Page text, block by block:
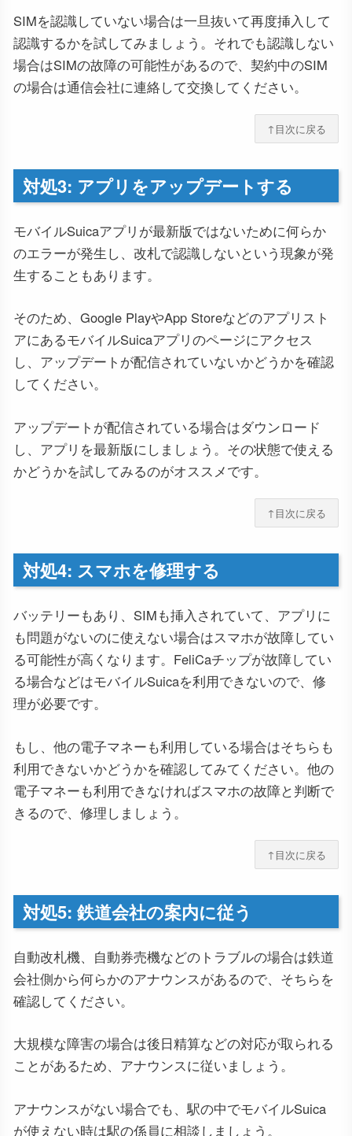
SIMを認識していない場合は一旦抜いて再度挿入して
認識するかを試してみましょう。それでも認識しない
場合はSIMの故障の可能性があるので、契約中のSIM
の場合は通信会社に連絡して交換してください。
↑目次に戻る
対処3: アプリをアップデートする
モバイルSuicaアプリが最新版ではないために何らか
のエラーが発生し、改札で認識しないという現象が発
生することもあります。
そのため、Google PlayやApp Storeなどのアプリスト
アにあるモバイルSuicaアプリのページにアクセス
し、アップデートが配信されていないかどうかを確認
してください。
アップデートが配信されている場合はダウンロード
し、アプリを最新版にしましょう。その状態で使える
かどうかを試してみるのがオススメです。
↑目次に戻る
対処4: スマホを修理する
バッテリーもあり、SIMも挿入されていて、アプリに
も問題がないのに使えない場合はスマホが故障してい
る可能性が高くなります。FeliCaチップが故障してい
る場合などはモバイルSuicaを利用できないので、修
理が必要です。
もし、他の電子マネーも利用している場合はそちらも
利用できないかどうかを確認してみてください。他の
電子マネーも利用できなければスマホの故障と判断で
きるので、修理しましょう。
↑目次に戻る
対処5: 鉄道会社の案内に従う
自動改札機、自動券売機などのトラブルの場合は鉄道
会社側から何らかのアナウンスがあるので、そちらを
確認してください。
大規模な障害の場合は後日精算などの対応が取られる
ことがあるため、アナウンスに従いましょう。
アナウンスがない場合でも、駅の中でモバイルSuica
が使えない時は駅の係員に相談しましょう。